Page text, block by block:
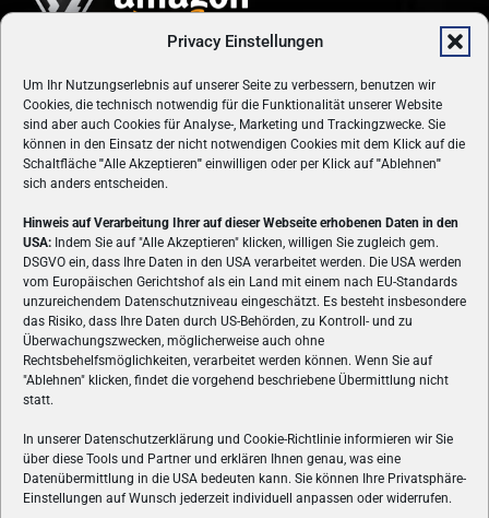
Privacy Einstellungen
Um Ihr Nutzungserlebnis auf unserer Seite zu verbessern, benutzen wir
Cookies, die technisch notwendig für die Funktionalität unserer Website
sind aber auch Cookies für Analyse-, Marketing und Trackingzwecke. Sie
können in den Einsatz der nicht notwendigen Cookies mit dem Klick auf die
Schaltfläche "Alle Akzeptieren" einwilligen oder per Klick auf"Ablehnen"
sich anders entscheiden.
Hinweis auf Verarbeitung Ihrer auf dieser Webseite erhobenen Daten in den
USA: Indem Sie auf "Alle Akzeptieren" klicken, willigen Sie zugleich gem.
DSGVO ein, dass Ihre Daten in den USA verarbeitet werden. Die USA werden
vom Europäischen Gerichtshof als ein Land mit einem nach EU-Standards
unzureichendem Datenschutzniveau eingeschätzt. Es besteht insbesondere
das Risiko, dass Ihre Daten durch US-Behörden, zu Kontroll- und zu
Überwachungszwecken, möglicherweise auch ohne
Rechtsbehelfsmöglichkeiten, verarbeitet werden können. Wenn Sie auf
"Ablehnen" klicken, findet die vorgehend beschriebene Übermittlung nicht
statt.
In unserer Datenschutzerklärung und Cookie-Richtlinie informieren wir Sie
über diese Tools und Partner und erklären Ihnen genau, was eine
Datenübermittlung in die USA bedeuten kann. Sie können Ihre Privatsphäre-
Einstellungen auf Wunsch jederzeit individuell anpassen oder widerrufen.
ÜBER UNS
VON GAMERN, FÜR GAMER! Gamers.at ist das älteste Online-
Spielemagazin Österreichs und bringt täglich aktuelle News,
Reviews und Videos zu PC- und Konsolenspielen, Gaming-
Hardware und aus der Welt des e-Sport's.
FOLGE UNS